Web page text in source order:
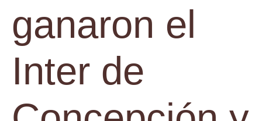
ganaron el
Inter de